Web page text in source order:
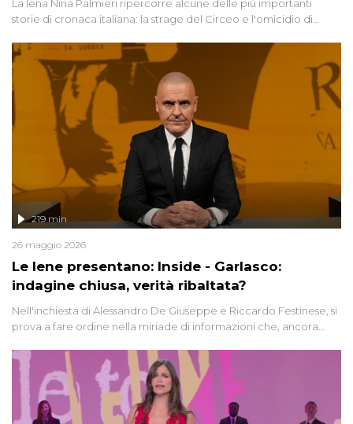
La Iena Nina Palmieri ripercorre alcune delle più importanti
storie di cronaca italiana: la strage del Circeo e l'omicidio di
Le Iene presentano: Inside - Garlasco:
indagine chiusa, verità ribaltata?
219 min
26 maggio 2026
Nell'inchiesta di Alessandro De Giuseppe e Riccardo Festinese, si
prova a fare ordine nella miriade di informazioni che, ancora
giudiziarie più discusse degli ultimi anni. Lo speciale ricostruisce la
vicenda mettendo in fila testimonianze, errori, dettagli
controversi e i protagonisti di un'indagine che sembra non avere
fine.